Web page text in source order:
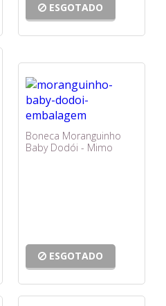
ESGOTADO
Boneca Moranguinho
Baby Dodói - Mimo
ESGOTADO